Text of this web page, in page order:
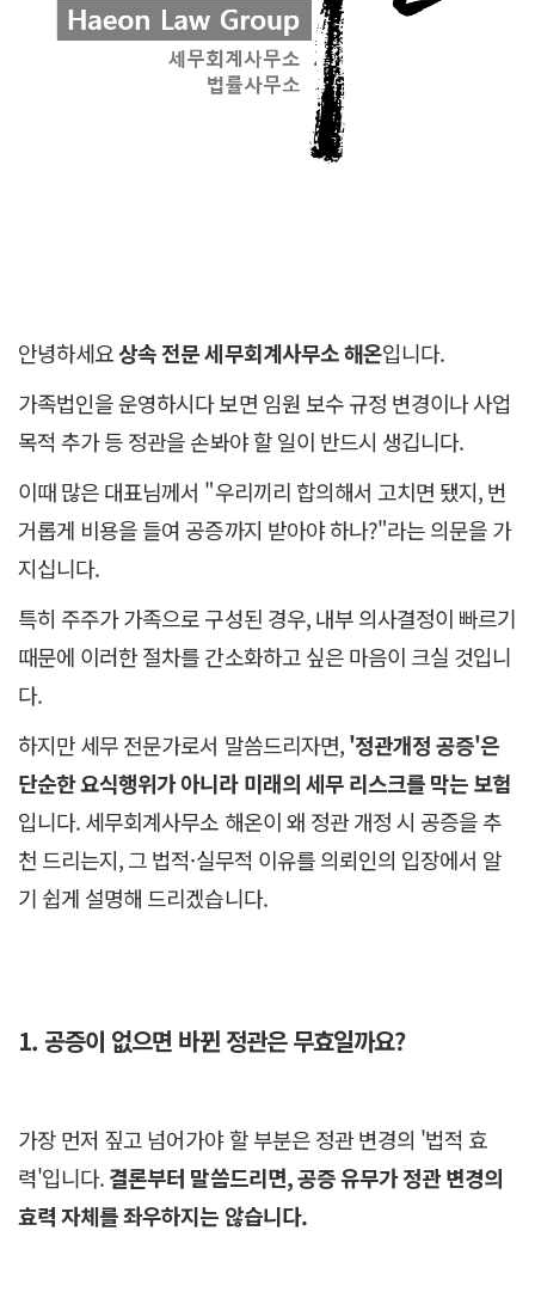
안녕하세요상속 전문 세무회계사무소 해온입니다.
가족법인을 운영하시다 보면 임원 보수 규정 변경이나 사업
목적 추가 등 정관을 손봐야 할 일이 반드시 생깁니다.
이때 많은 대표님께서 "우리끼리 합의해서 고치면 됐지, 번
거롭게 비용을 들여 공증까지 받아야 하나?"라는 의문을 가
지십니다.
특히 주주가 가족으로 구성된 경우, 내부 의사결정이 빠르기
때문에 이러한 절차를 간소화하고 싶은 마음이 크실 것입니
다.
하지만 세무 전문가로서 말씀드리자면,'정관개정 공증'은
단순한 요식행위가 아니라 미래의 세무 리스크를 막는 보험
입니다. 세무회계사무소 해온이 왜 정관 개정 시 공증을 추
천 드리는지, 그 법적·실무적 이유를 의뢰인의 입장에서 알
기 쉽게 설명해 드리겠습니다.
1. 공증이 없으면 바뀐 정관은 무효일까요?
가장 먼저 짚고 넘어가야 할 부분은 정관 변경의 '법적 효
력'입니다.결론부터 말씀드리면, 공증 유무가 정관 변경의
효력 자체를 좌우하지는 않습니다.